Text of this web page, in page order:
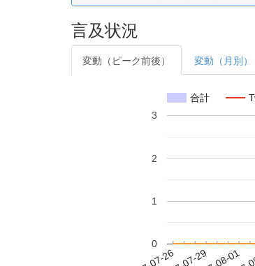
言及状況
変動（ピーク前後） 変動（月別）
合計
0
1
2
3